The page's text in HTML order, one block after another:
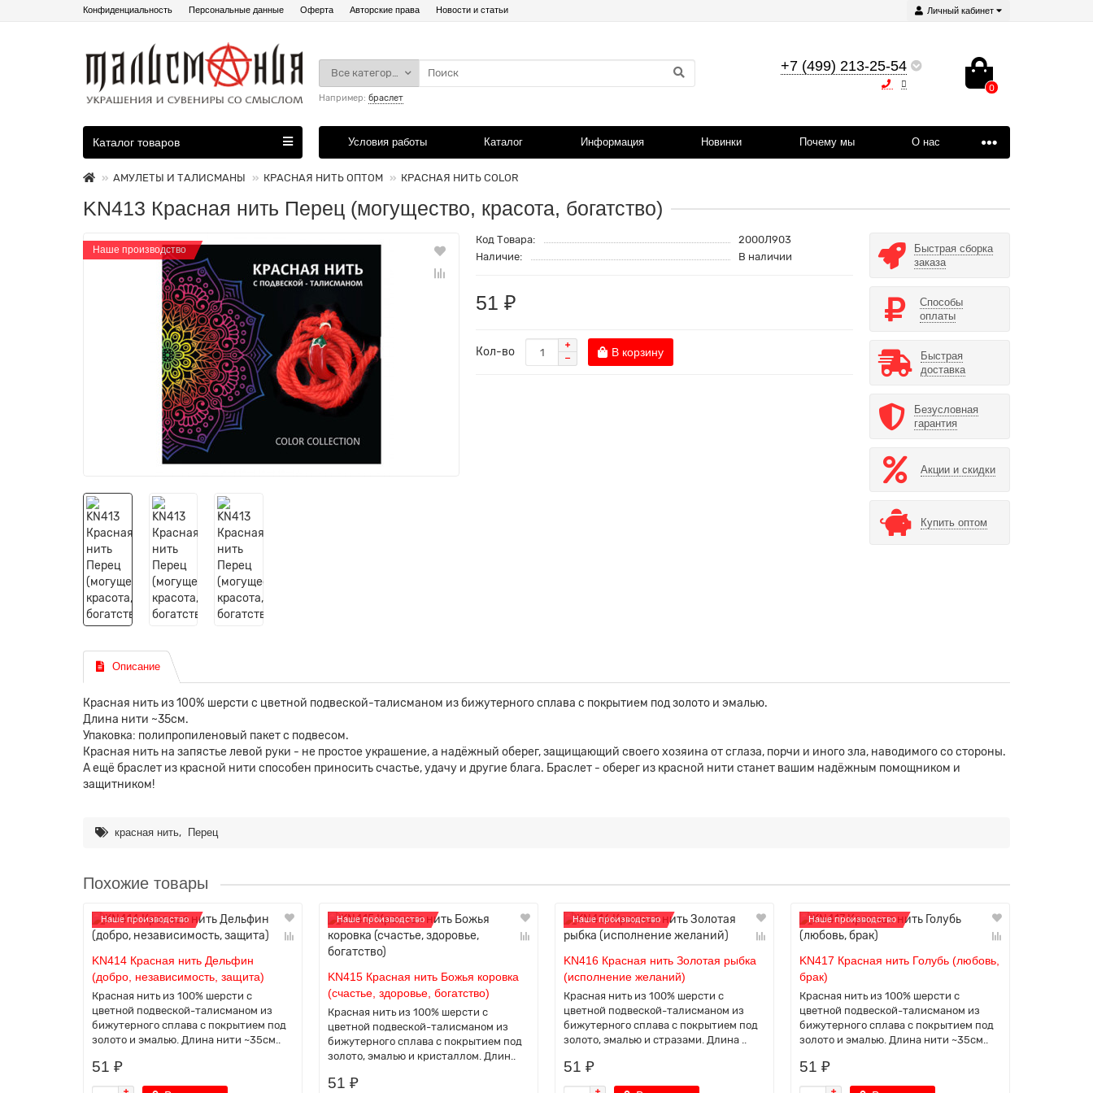
Личный кабинет
Конфиденциальность Персональные данные Оферта Авторские права Новости и статьи
+7 (499) 213-25-54
0
Все категории
Например: браслет
Каталог товаров Условия работы Каталог Информация Новинки Почему мы О нас
АМУЛЕТЫ И ТАЛИСМАНЫ КРАСНАЯ НИТЬ ОПТОМ КРАСНАЯ НИТЬ COLOR
KN413 Красная нить Перец (могущество, красота, богатство)
Наше производство
Код Товара:
2000Л903
Наличие:
В наличии
51 ₽
Кол-во В корзину
Быстрая сборка
заказа
Способы
оплаты
Быстрая
доставка
Безусловная
гарантия
Акции и скидки
Купить оптом
Описание
Красная нить из 100% шерсти с цветной подвеской-талисманом из бижутерного сплава с покрытием под золото и эмалью.
Длина нити ~35см.
Упаковка: полипропиленовый пакет с подвесом.
Красная нить на запястье левой руки - не простое украшение, а надёжный оберег, защищающий своего хозяина от сглаза, порчи и иного зла, наводимого со стороны.
А ещё браслет из красной нити способен приносить счастье, удачу и другие блага. Браслет - оберег из красной нити станет вашим надёжным помощником и
защитником!
красная нить, Перец
Похожие товары
Наше производство
KN414 Красная нить Дельфин
(добро, независимость, защита)
Красная нить из 100% шерсти с
цветной подвеской-талисманом из
бижутерного сплава с покрытием под
золото и эмалью. Длина нити ~35см..
51 ₽
Наше производство
KN415 Красная нить Божья коровка
(счастье, здоровье, богатство)
Красная нить из 100% шерсти с
цветной подвеской-талисманом из
бижутерного сплава с покрытием под
золото, эмалью и кристаллом. Длин..
51 ₽
Наше производство
KN416 Красная нить Золотая рыбка
(исполнение желаний)
Красная нить из 100% шерсти с
цветной подвеской-талисманом из
бижутерного сплава с покрытием под
золото, эмалью и стразами. Длина ..
51 ₽
Наше производство
KN417 Красная нить Голубь (любовь,
брак)
Красная нить из 100% шерсти с
цветной подвеской-талисманом из
бижутерного сплава с покрытием под
золото и эмалью. Длина нити ~35см..
51 ₽